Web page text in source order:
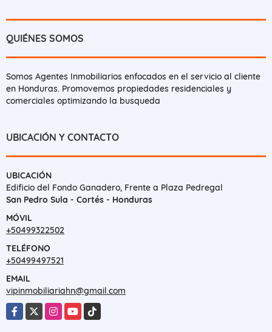
QUIÉNES SOMOS
Somos Agentes Inmobiliarios enfocados en el servicio al cliente
en Honduras. Promovemos propiedades residenciales y
comerciales optimizando la busqueda
UBICACIÓN Y CONTACTO
UBICACIÓN
Edificio del Fondo Ganadero, Frente a Plaza Pedregal
San Pedro Sula - Cortés - Honduras
MÓVIL
+50499322502
TELÉFONO
+50499497521
EMAIL
vipinmobiliariahn@gmail.com
Facebook
X InstagramYouTubeTikTok